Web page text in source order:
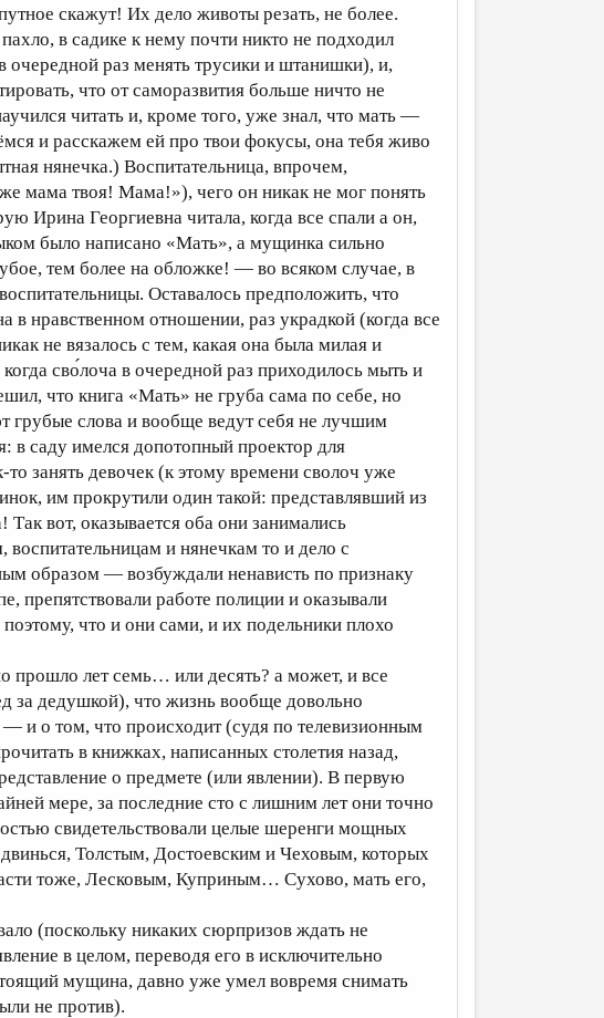
скажут! Их дело животы резать, не более.
в садике к нему почти никто не подходил
очередной раз менять трусики и штанишки), и,
что от саморазвития больше ничто не
читать и, кроме того, уже знал, что мать —
и расскажем ей про твои фокусы, она тебя живо
нянечка.) Воспитательница, впрочем,
мама твоя! Мама!»), чего он никак не мог понять
Ирина Георгиевна читала, когда все спали а он,
было написано «Мать», а мущинка сильно
тем более на обложке! — во всяком случае, в
Оставалось предположить, что
в нравственном отношении, раз украдкой (когда все
не вязалось с тем, какая она была милая и
сво́лоча в очередной раз приходилось мыть и
что книга «Мать» не груба сама по себе, но
грубые слова и вообще ведут себя не лучшим
в саду имелся допотопный проектор для
занять девочек (к этому времени сволоч уже
им прокрутили один такой: представлявший из
вот, оказывается оба они занимались
воспитательницам и нянечкам то и дело с
образом — возбуждали ненависть по признаку
препятствовали работе полиции и оказывали
что и они сами, и их подельники плохо
прошло лет семь… или десять? а может, и все
за дедушкой), что жизнь вообще довольно
и о том, что происходит (судя по телевизионным
в книжках, написанных столетия назад,
о предмете (или явлении). В первую
мере, за последние сто с лишним лет они точно
свидетельствовали целые шеренги мощных
Толстым, Достоевским и Чеховым, которых
тоже, Лесковым, Куприным… Сухово, мать его,
(поскольку никаких сюрпризов ждать не
в целом, переводя его в исключительно
мущина, давно уже умел вовремя снимать
не против).